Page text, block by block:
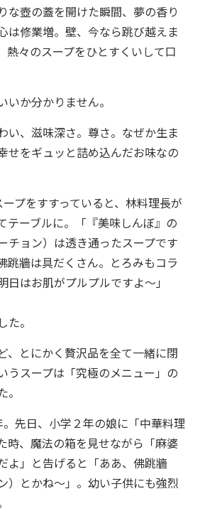
な壺の蓋を開けた瞬間、夢の香り
は修業増。壁、今なら跳び越えま
熱々のスープをひとすくいして口
か分かりません。
い、滋味深さ。尊さ。なぜか生ま
せをギュッと詰め込んだお味なの
プをすすっていると、林料理長が
テーブルに。「『美味しんぼ』の
チョン）は透き通ったスープです
跳牆は具だくさん。とろみもコラ
日はお肌がプルプルですよ～」
。
、とにかく贅沢品を全て一緒に閉
スープは「究極のメニュー」の
先日、小学２年の娘に「中華料理
時、魔法の箱を見せながら「麻婆
よ」と告げると「ああ、佛跳牆
）とかね～」。幼い子供にも強烈